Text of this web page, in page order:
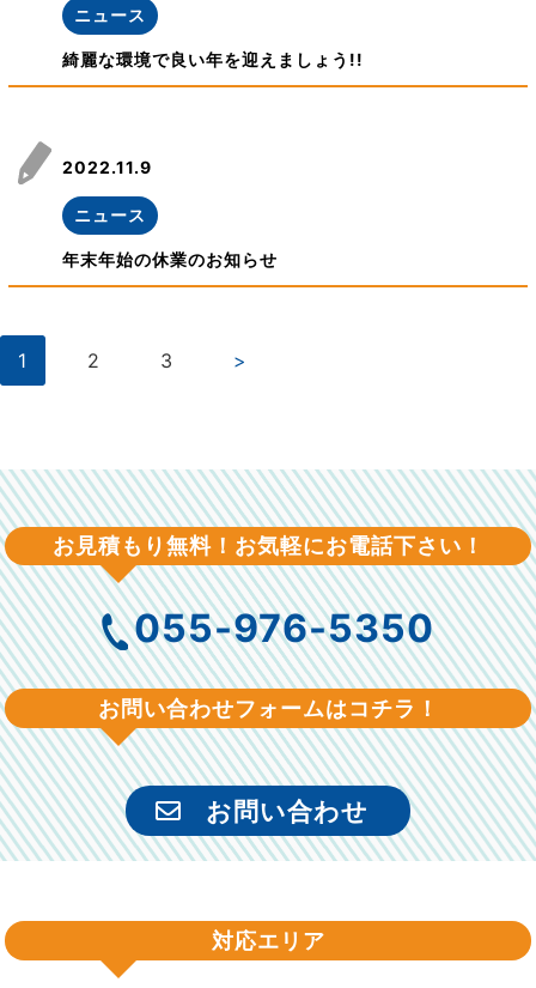
ニュース
綺麗な環境で良い年を迎えましょう!!
2022.11.9
ニュース
年末年始の休業のお知らせ
1 2 3 >
お見積もり無料！お気軽にお電話下さい！
055-976-5350
お問い合わせフォームはコチラ！
お問い合わせ
対応エリア